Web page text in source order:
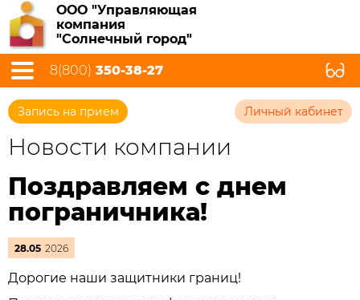
ООО "Управляющая
компания
"Солнечный город"
8(800) 350-38-27
Запись на прием Личный кабинет
Новости компании
Поздравляем с днем
пограничника!
28.05 2026
Дорогие наши защитники границ!